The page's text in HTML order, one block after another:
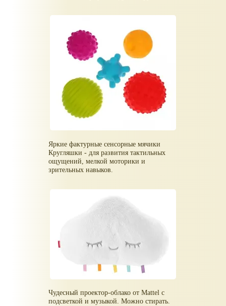
Яркие фактурные сенсорные мячики
Кругляшки - для развития тактильных
ощущений, мелкой моторики и
зрительных навыков.
Чудесный проектор-облако от Mattel с
подсветкой и музыкой. Можно стирать.